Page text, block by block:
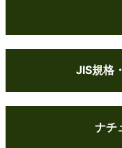
JIS規格
ナチ